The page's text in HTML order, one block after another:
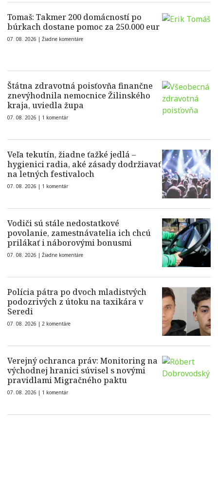
Tomaš: Takmer 200 domácností po
búrkach dostane pomoc za 250.000 eur
07. 08. 2026 | Žiadne komentáre
Štátna zdravotná poisťovňa finančne
znevýhodnila nemocnice Žilinského
kraja, uviedla župa
07. 08. 2026 | 1 komentár
Veľa tekutín, žiadne ťažké jedlá –
hygienici radia, aké zásady dodržiavať
na letných festivaloch
07. 08. 2026 | 1 komentár
Vodiči sú stále nedostatkové
povolanie, zamestnávatelia ich chcú
prilákať i náborovými bonusmi
07. 08. 2026 | Žiadne komentáre
Polícia pátra po dvoch mladistvých
podozrivých z útoku na taxikára v
Seredi
07. 08. 2026 | 2 komentáre
Verejný ochranca práv: Monitoring na
východnej hranici súvisel s novými
pravidlami Migračného paktu
07. 08. 2026 | 1 komentár